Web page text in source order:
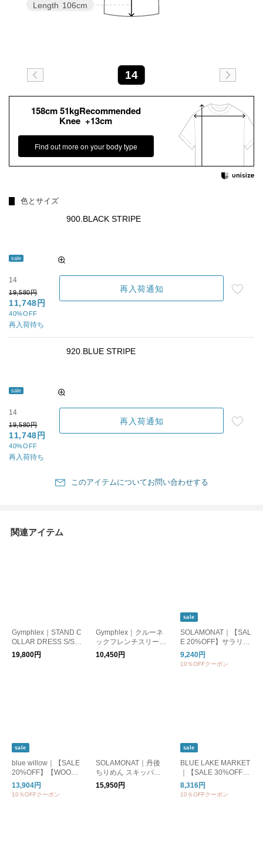
Length 106cm
14
158cm 51kgRecommended
Knee +13cm
Find out more on your body type
色とサイズ
sale
900.BLACK STRIPE
14
19,580円
11,748円
40%OFF
再入荷待ち
再入荷通知
sale
920.BLUE STRIPE
14
19,580円
11,748円
40%OFF
再入荷待ち
再入荷通知
このアイテムについてお問い合わせする
関連アイテム
Gymphlex｜STAND C
OLLAR DRESS S/S
スタンドカラードレス
ショートスリーブ レ
19,800円
Gymphlex｜クルーネ
ックフレンチスリーブ
ワンピース gy-c0325fl
10,450円
sale
SOLAMONAT｜【SAL
E 20%OFF】サラリト
天竺紐ワンピース レ
ディース 半袖 マキシ
9,240円
10％OFFクーポン
sale
blue willow｜【SALE
20%OFF】【WOODY
別注】リネン平織り衿
配色タックワンピース
13,904円
10％OFFクーポン
SOLAMONAT｜丹後
ちりめん スキッパー
マキシワンピース sm
a-chiriopcd
15,950円
sale
BLUE LAKE MARKET
｜【SALE 30%OFF】
17/BD天竺 ラグランス
リーブプリントワンピ
8,316円
10％OFFクーポン